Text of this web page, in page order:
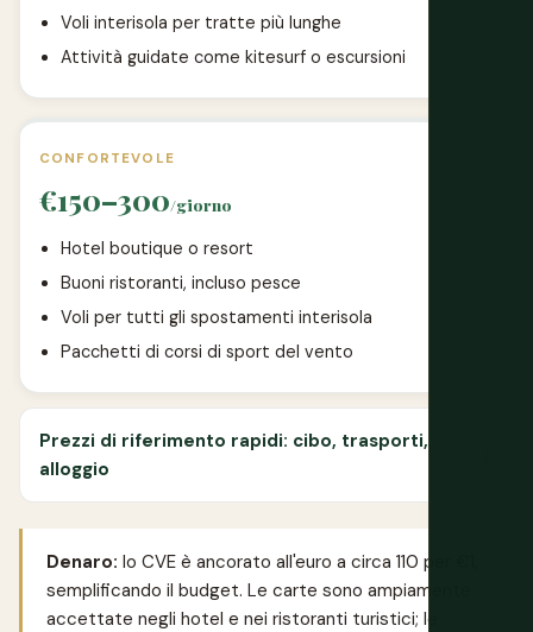
Voli interisola per tratte più lunghe
Attività guidate come kitesurf o escursioni
CONFORTEVOLE
€150–300/giorno
Hotel boutique o resort
Buoni ristoranti, incluso pesce
Voli per tutti gli spostamenti interisola
Pacchetti di corsi di sport del vento
Prezzi di riferimento rapidi: cibo, trasporti,
alloggio
Denaro: lo CVE è ancorato all'euro a circa 110 per €1,
semplificando il budget. Le carte sono ampiamente
accettate negli hotel e nei ristoranti turistici; le